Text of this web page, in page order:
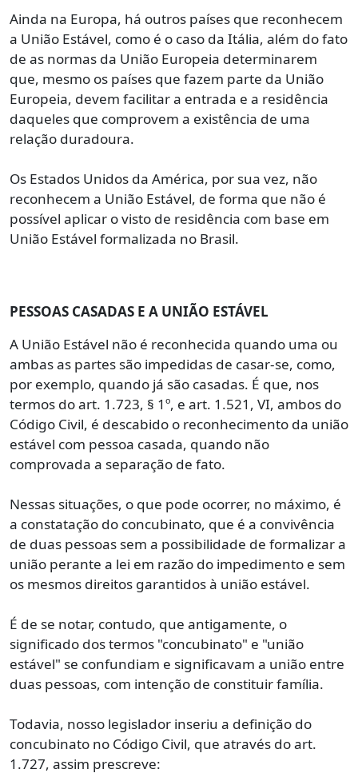
Ainda na Europa, há outros países que reconhecem
a União Estável, como é o caso da Itália, além do fato
de as normas da União Europeia determinarem
que, mesmo os países que fazem parte da União
Europeia, devem facilitar a entrada e a residência
daqueles que comprovem a existência de uma
relação duradoura.
Os Estados Unidos da América, por sua vez, não
reconhecem a União Estável, de forma que não é
possível aplicar o visto de residência com base em
União Estável formalizada no Brasil.
PESSOAS CASADAS E A UNIÃO ESTÁVEL
A União Estável não é reconhecida quando uma ou
ambas as partes são impedidas de casar-se, como,
por exemplo, quando já são casadas. É que, nos
termos do art. 1.723, § 1º, e art. 1.521, VI, ambos do
Código Civil, é descabido o reconhecimento da união
estável com pessoa casada, quando não
comprovada a separação de fato.
Nessas situações, o que pode ocorrer, no máximo, é
a constatação do concubinato, que é a convivência
de duas pessoas sem a possibilidade de formalizar a
união perante a lei em razão do impedimento e sem
os mesmos direitos garantidos à união estável.
É de se notar, contudo, que antigamente, o
significado dos termos "concubinato" e "união
estável" se confundiam e significavam a união entre
duas pessoas, com intenção de constituir família.
Todavia, nosso legislador inseriu a definição do
concubinato no Código Civil, que através do art.
1.727, assim prescreve: